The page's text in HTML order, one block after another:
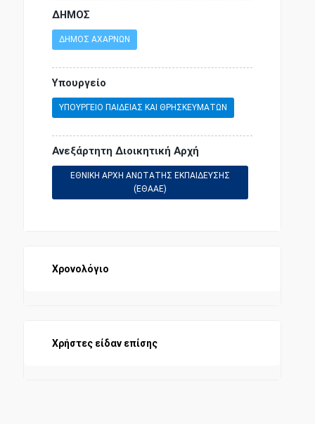
ΔΗΜΟΣ
ΔΗΜΟΣ ΑΧΑΡΝΩΝ
Υπουργείο
ΥΠΟΥΡΓΕΙΟ ΠΑΙΔΕΙΑΣ ΚΑΙ ΘΡΗΣΚΕΥΜΑΤΩΝ
Ανεξάρτητη Διοικητική Αρχή
ΕΘΝΙΚΗ ΑΡΧΗ ΑΝΩΤΑΤΗΣ ΕΚΠΑΙΔΕΥΣΗΣ
(ΕΘΑΑΕ)
Χρονολόγιο
Χρήστες είδαν επίσης